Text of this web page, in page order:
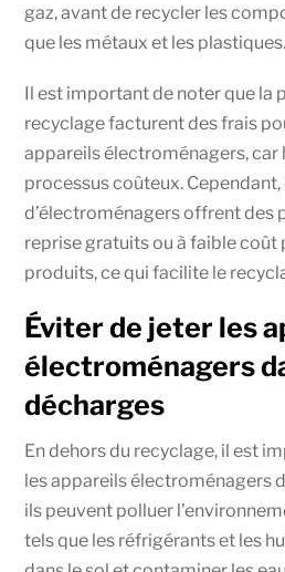
gaz, avant de recycler les
que les métaux et les plastiques.
Il est important de noter que la
recyclage facturent des frais
appareils électroménagers, car
processus coûteux.
d’électroménagers offrent des
reprise gratuits ou à faible coût
produits, ce qui facilite le
Éviter de jeter les
électroménagers
décharges
En dehors du recyclage, il est
les appareils électroménagers
ils peuvent polluer
tels que les réfrigérants et les